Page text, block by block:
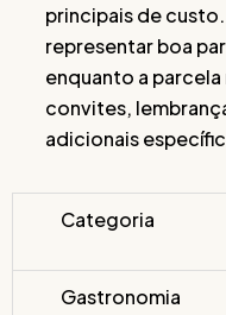
principais de
representar boa
enquanto a
convites,
adicionais
Categoria
Gastronomia